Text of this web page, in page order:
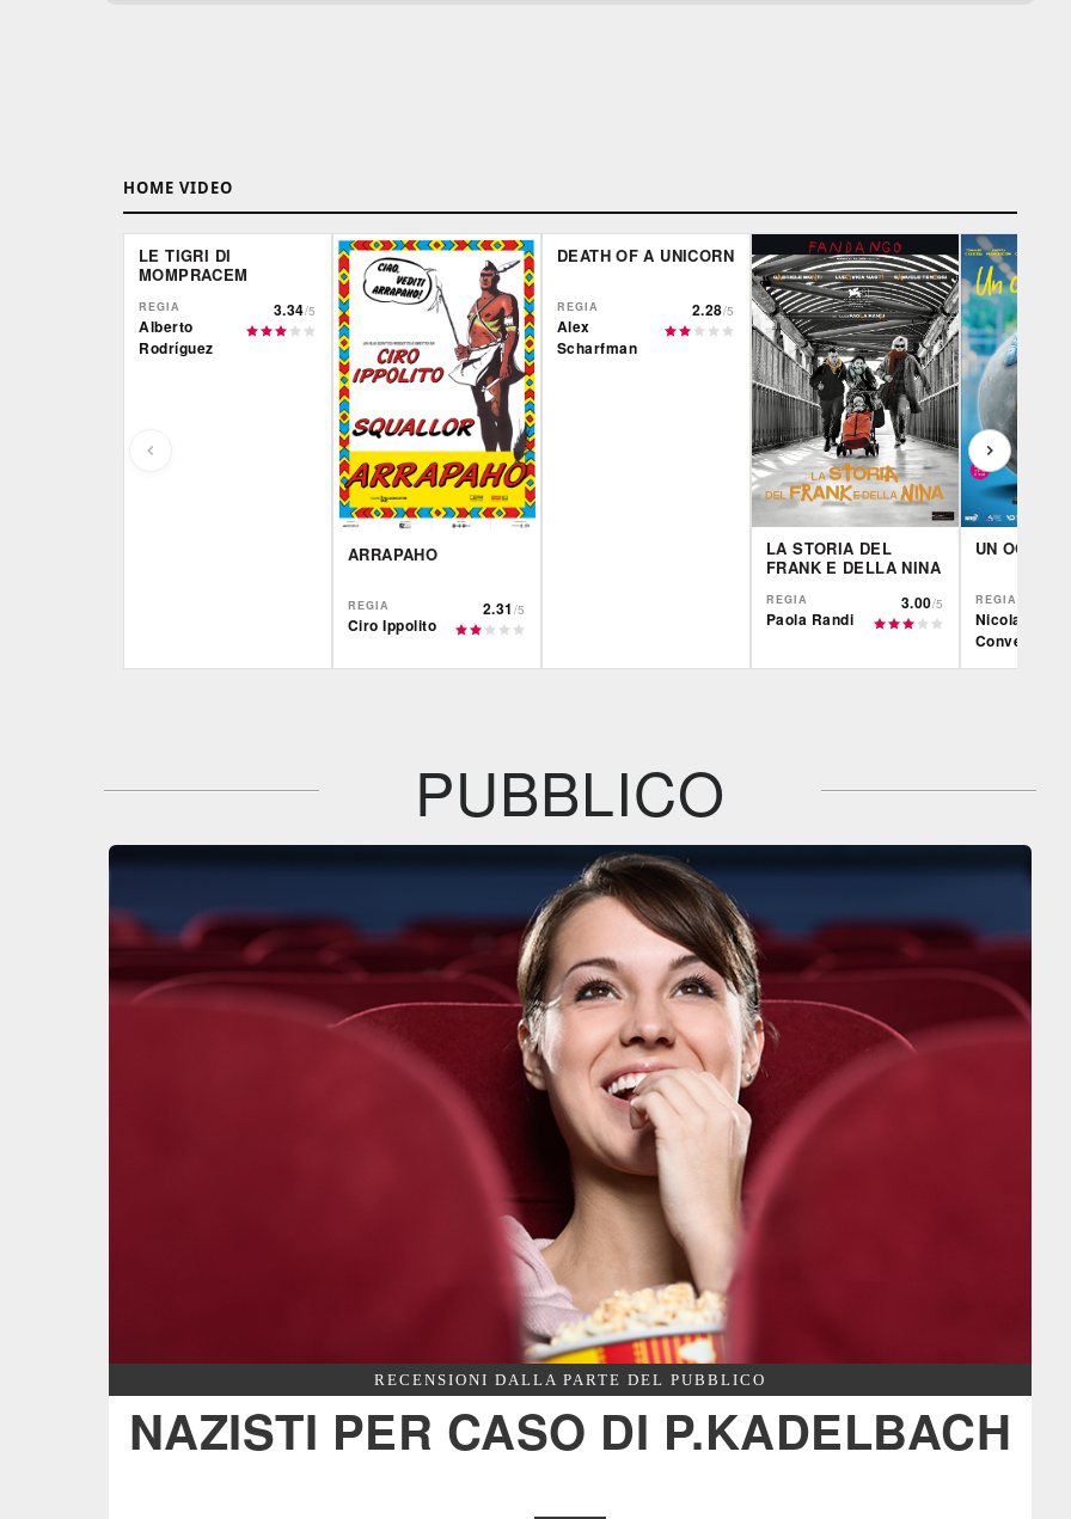
HOME VIDEO
LE TIGRI DI
MOMPRACEM
REGIA
Alberto
Rodríguez
3.34/5
ARRAPAHO
REGIA
Ciro Ippolito
2.31 /5
DEATH OF A UNICORN
REGIA
Alex
Scharfman
2.28/5
LA STORIA DEL
FRANK E DELLA NINA
REGIA
Paola Randi
3.00/5
UN OGGI
REGIA
Nicola
Conversa
PUBBLICO
RECENSIONI DALLA PARTE DEL PUBBLICO
NAZISTI PER CASO DI P.KADELBACH